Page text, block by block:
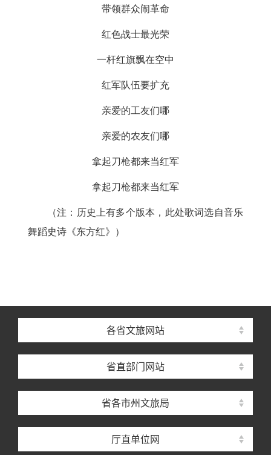
带领群众闹革命
红色战士最光荣
一杆红旗飘在空中
红军队伍要扩充
亲爱的工友们哪
亲爱的农友们哪
拿起刀枪都来当红军
拿起刀枪都来当红军
（注：历史上有多个版本，此处歌词选自音乐
舞蹈史诗《东方红》）
各省文旅网站
省直部门网站
省各市州文旅局
厅直单位网